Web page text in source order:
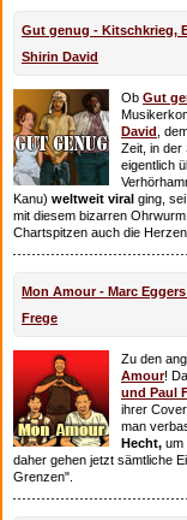
Gut genug - Kitschkrieg,
Shirin David
Ob Gut
David ,
Zeit, in der
eigentlich
Kanu) weltweit viral ging,
mit diesem bizarren
Chartspitzen auch die
Mon Amour - Marc
Frege
Zu den
Amour!
und Paul
ihrer
man
Hecht, um
daher gehen jetzt sämtliche
Grenzen".